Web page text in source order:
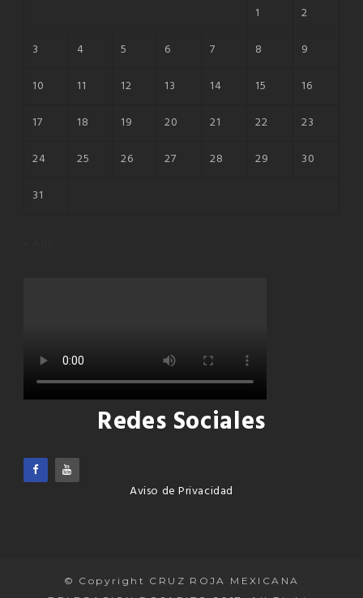
1
2
3
4 5 6 7 8
9
10
11 12 13 14 15
16
17
18 19 20 21 22
23
24
25 26 27 28 29
30
31
Redes Sociales
Aviso de Privacidad
© Copyright CRUZ ROJA MEXICANA